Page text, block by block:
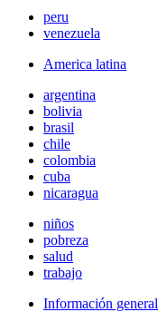
peru
venezuela
America latina
argentina
bolivia
brasil
chile
colombia
cuba
nicaragua
niños
pobreza
salud
trabajo
Información general